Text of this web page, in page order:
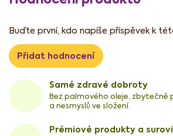
Samé zdravé dobroty
Bez palmového oleje, zbytečně
a nesmyslů ve složení.
Prémiové produkty a
Buďte první, kdo napíše příspěvek k
Přidat hodnocení